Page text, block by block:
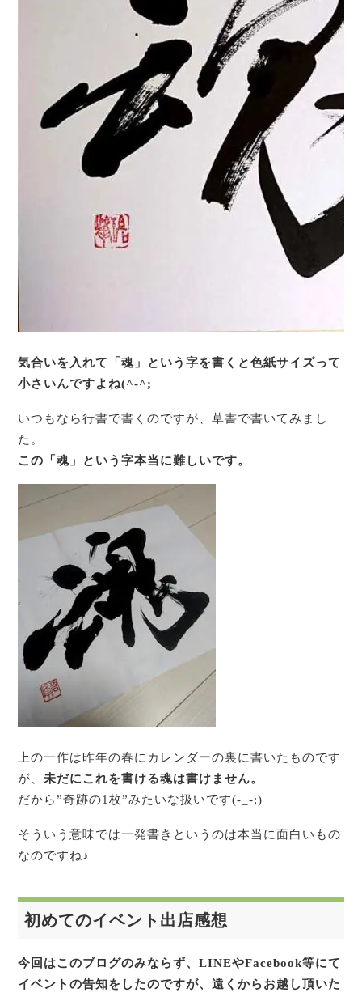
気合いを入れて「魂」という字を書くと色紙サイズって
小さいんですよね(^-^;
いつもなら行書で書くのですが、草書で書いてみまし
た。
この「魂」という字本当に難しいです。
上の一作は昨年の春にカレンダーの裏に書いたものです
が、未だにこれを書ける魂は書けません。
だから”奇跡の1枚”みたいな扱いです(-_-;)
そういう意味では一発書きというのは本当に面白いもの
なのですね♪
初めてのイベント出店感想
今回はこのブログのみならず、LINEやFacebook等にて
イベントの告知をしたのですが、遠くからお越し頂いた